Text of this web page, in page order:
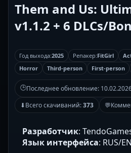
Them and Us:
v1.1.2 + 6 DLCs/
Год выхода:2025 Репакер:FitGirl
Horror
Third-person First-person
🕒Последнее обновление:
⬇Всего скачиваний:373 💬
Разработчик:
Язык интерфейса: RUS/